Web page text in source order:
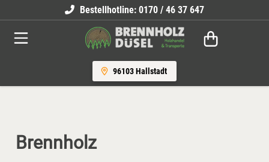
Bestellhotline: 0170 / 46 37 647
96103 Hallstadt
Brennholz
Brennholz Sackware